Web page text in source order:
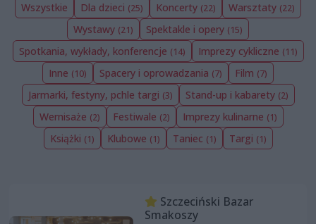
Wszystkie Dla dzieci (25) Koncerty (22) Warsztaty (22)
Wystawy (21) Spektakle i opery (15)
Spotkania, wykłady, konferencje (14) Imprezy cykliczne (11)
Inne (10) Spacery i oprowadzania (7) Film (7)
Jarmarki, festyny, pchle targi (3) Stand-up i kabarety (2)
Wernisaże (2) Festiwale (2) Imprezy kulinarne (1)
Książki (1) Klubowe (1) Taniec (1) Targi (1)
Szczeciński Bazar
Smakoszy